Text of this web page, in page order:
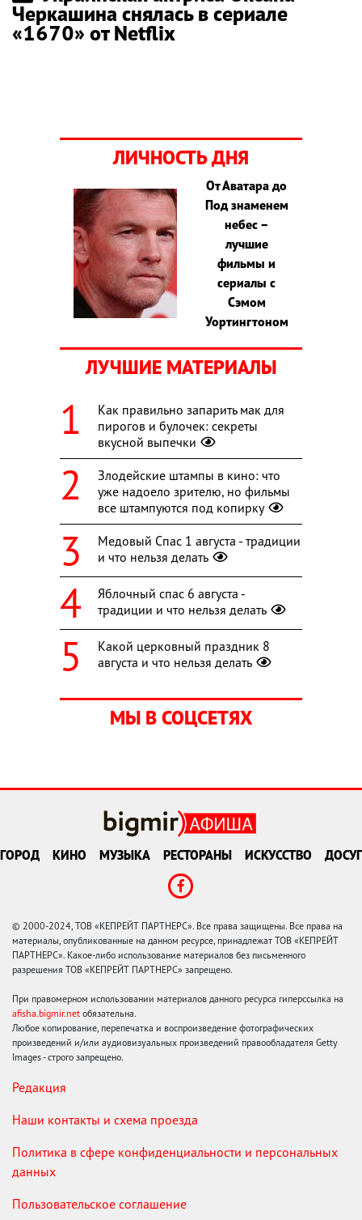
Черкашина снялась в сериале
«1670» от Netflix
ЛИЧНОСТЬ ДНЯ
От Аватара до
Под знаменем
небес –
лучшие
фильмы и
сериалы с
Сэмом
Уортингтоном
ЛУЧШИЕ МАТЕРИАЛЫ
Как правильно запарить мак для
пирогов и булочек: секреты
вкусной выпечки
Злодейские штампы в кино: что
уже надоело зрителю, но фильмы
все штампуются под копирку
Медовый Спас 1 августа - традиции
и что нельзя делать
Яблочный спас 6 августа -
традиции и что нельзя делать
Какой церковный праздник 8
августа и что нельзя делать
МЫ В СОЦСЕТЯХ
ГОРОД КИНО МУЗЫКА РЕСТОРАНЫ ИСКУССТВО ДОСУГ
© 2000-2024, ТОВ «КЕПРЕЙТ ПАРТНЕРС». Все права защищены. Все права на
материалы, опубликованные на данном ресурсе, принадлежат ТОВ «КЕПРЕЙТ
ПАРТНЕРС». Какое-либо использование материалов без письменного
разрешения ТОВ «КЕПРЕЙТ ПАРТНЕРС» запрещено.
При правомерном использовании материалов данного ресурса гиперссылка на
afisha.bigmir.net обязательна.
Любое копирование, перепечатка и воспроизведение фотографических
произведений и/или аудиовизуальных произведений правообладателя Getty
Images - строго запрещено.
Редакция
Наши контакты и схема проезда
Политика в сфере конфиденциальности и персональных
данных
Пользовательское соглашение